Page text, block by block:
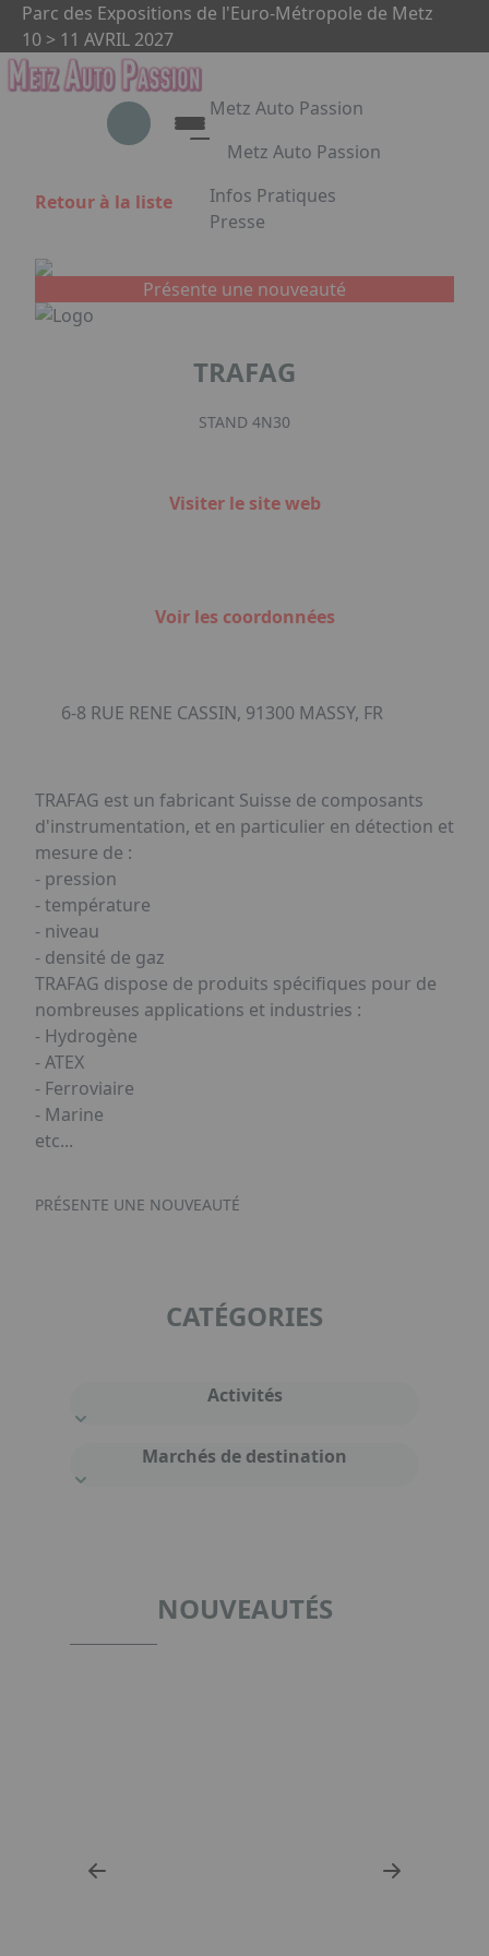
Aller au contenu principal
Parc des Expositions de l'Euro-Métropole de Metz
10 > 11 AVRIL 2027
Metz Auto Passion
Metz Auto Passion
Le rendez-vous des passionnés
d'automobile
Partenaires
Infos Pratiques
Presse
Retour à la liste
Présente une nouveauté
TRAFAG
STAND 4N30
Visiter le site web
Voir les coordonnées
6-8 RUE RENE CASSIN, 91300 MASSY, FR
TRAFAG est un fabricant Suisse de composants
d'instrumentation, et en particulier en détection et
mesure de :
- pression
- température
- niveau
- densité de gaz
TRAFAG dispose de produits spécifiques pour de
nombreuses applications et industries :
- Hydrogène
- ATEX
- Ferroviaire
- Marine
etc...
PRÉSENTE UNE NOUVEAUTÉ
CATÉGORIES
Activités
Marchés de destination
NOUVEAUTÉS
Panneau de gestion des cookies